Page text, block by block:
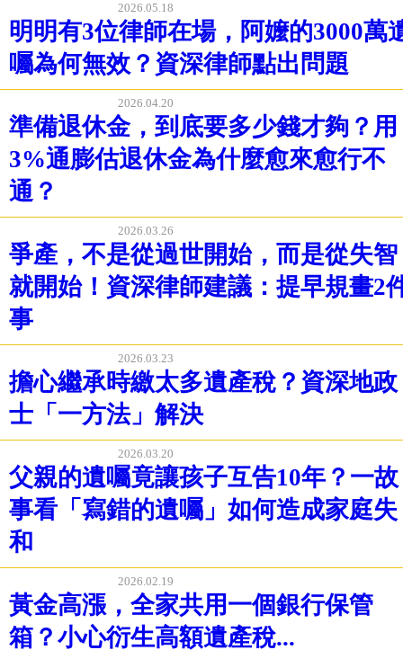
2026.05.18
明明有3位律師在場，阿嬤的3000萬
囑為何無效？資深律師點出問題
2026.04.20
準備退休金，到底要多少錢才夠？用
3%通膨估退休金為什麼愈來愈行不
通？
2026.03.26
爭產，不是從過世開始，而是從失智
就開始！資深律師建議：提早規畫2
事
2026.03.23
擔心繼承時繳太多遺產稅？資深地政
士「一方法」解決
2026.03.20
父親的遺囑竟讓孩子互告10年？一故
事看「寫錯的遺囑」如何造成家庭失
和
2026.02.19
黃金高漲，全家共用一個銀行保管
箱？小心衍生高額遺產稅...